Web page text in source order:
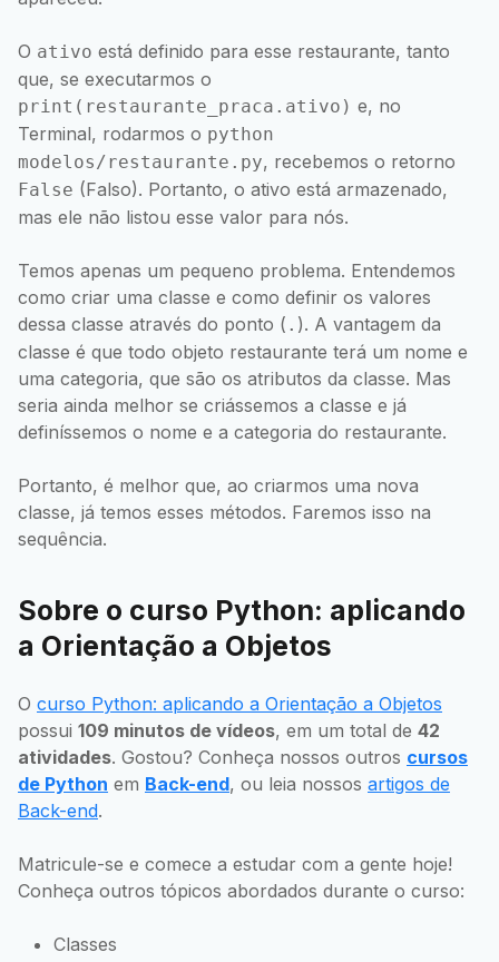
O ativo está definido para esse restaurante, tanto
que, se executarmos o
print(restaurante_praca.ativo) e, no
Terminal, rodarmos o python
modelos/restaurante.py, recebemos o retorno
False (Falso). Portanto, o ativo está armazenado,
mas ele não listou esse valor para nós.
Temos apenas um pequeno problema. Entendemos
como criar uma classe e como definir os valores
dessa classe através do ponto ( . ). A vantagem da
classe é que todo objeto restaurante terá um nome e
uma categoria, que são os atributos da classe. Mas
seria ainda melhor se criássemos a classe e já
definíssemos o nome e a categoria do restaurante.
Portanto, é melhor que, ao criarmos uma nova
classe, já temos esses métodos. Faremos isso na
sequência.
Sobre o curso Python: aplicando
a Orientação a Objetos
O curso Python: aplicando a Orientação a Objetos
possui 109 minutos de vídeos, em um total de 42
atividades. Gostou? Conheça nossos outros cursos
de Python em Back-end, ou leia nossos artigos de
Back-end.
Matricule-se e comece a estudar com a gente hoje!
Conheça outros tópicos abordados durante o curso:
Classes